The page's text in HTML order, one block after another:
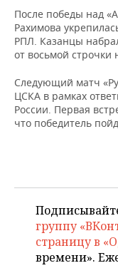
После победы над
Рахимова
РПЛ. Казанцы
от восьмой строчки
Следующий матч
ЦСКА в рамках
России. Первая
что победитель
группу
страницу в
времени».